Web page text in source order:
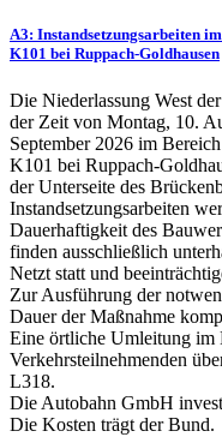
A3: Instandsetzungsarbeiten
K101 bei Ruppach-Goldhausen
Die Niederlassung West
der Zeit von Montag, 10.
September 2026 im
K101 bei Ruppach-
der Unterseite des
Instandsetzungsarbeiten
Dauerhaftigkeit des
finden ausschließlich
Netzt statt und
Zur Ausführung der
Dauer der Maßnahme
Eine örtliche Umleitung im
Verkehrsteilnehmenden
L318.
Die Autobahn GmbH
Die Kosten trägt der Bund.